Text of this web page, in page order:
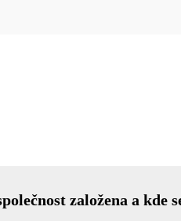
založena a kde